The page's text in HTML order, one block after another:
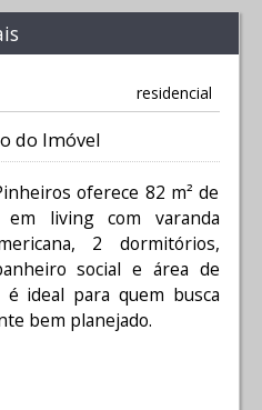
residencial
do Imóvel
oferece 82 m² de
living com varanda
2 dormitórios,
social e área de
é ideal para quem busca
bem planejado.